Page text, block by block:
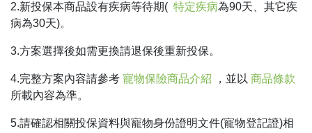
2.新投保本商品設有疾病等待期( 特定疾病為90天、其它疾
病為30天)。
3.方案選擇後如需更換請退保後重新投保。
4.完整方案內容請參考 寵物保險商品介紹 ，並以 商品條款
所載內容為準。
5.請確認相關投保資料與寵物身份證明文件(寵物登記證)相